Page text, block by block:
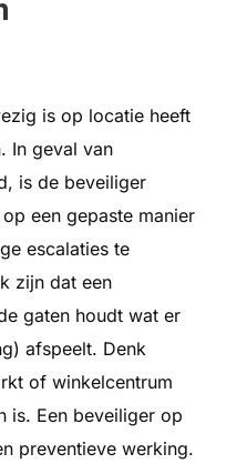
is op locatie heeft
In geval van
is de beveiliger
een gepaste manier
escalaties te
zijn dat een
gaten houdt wat er
afspeelt. Denk
of winkelcentrum
is. Een beveiliger op
preventieve werking.